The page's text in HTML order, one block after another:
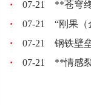
·
07-21
**苍穹终
·
07-21
“刚果（
·
07-21
钢铁壁垒：
·
07-21 **情感裂痕与数